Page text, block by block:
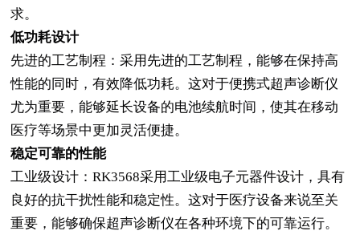
求。
低功耗设计
先进的工艺制程：采用先进的工艺制程，能够在保持高
性能的同时，有效降低功耗。这对于便携式超声诊断仪
尤为重要，能够延长设备的电池续航时间，使其在移动
医疗等场景中更加灵活便捷。
稳定可靠的性能
工业级设计：RK3568采用工业级电子元器件设计，具有
良好的抗干扰性能和稳定性。这对于医疗设备来说至关
重要，能够确保超声诊断仪在各种环境下的可靠运行。